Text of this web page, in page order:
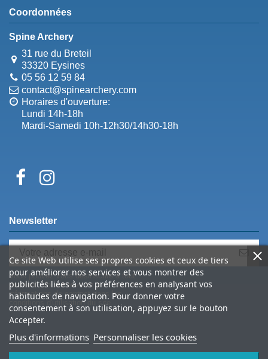
Coordonnées
Spine Archery
31 rue du Breteil
33320 Eysines
05 56 12 59 84
contact@spinearchery.com
Horaires d'ouverture:
Lundi 14h-18h
Mardi-Samedi 10h-12h30/14h30-18h
Ce site Web utilise ses propres cookies et ceux de tiers
pour améliorer nos services et vous montrer des
publicités liées à vos préférences en analysant vos
habitudes de navigation. Pour donner votre
consentement à son utilisation, appuyez sur le bouton
Accepter.
Plus d'informations Personnaliser les cookies
Newsletter
Vous pouvez vous désinscrire à tout
moment. Vous trouverez pour cela nos
informations de contact dans les
conditions d'utilisation du site.